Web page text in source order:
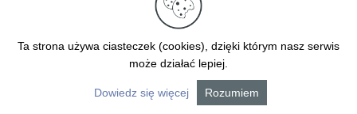
© 2026. All right reserved. Realization Ad360
Ta strona używa ciasteczek (cookies), dzięki którym nasz serwis
może działać lepiej.
Dowiedz się więcej Rozumiem